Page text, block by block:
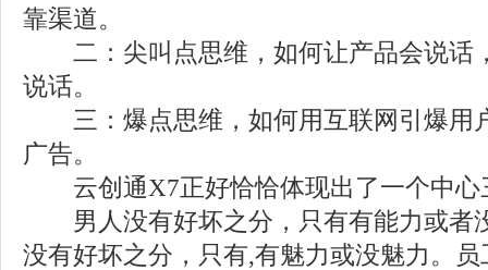
靠渠道。
二：尖叫点思维，如何让产品会说话
说话。
三：爆点思维，如何用互联网引爆用
广告。
云创通X7正好恰恰体现出了一个中心
男人没有好坏之分，只有有能力或者
没有好坏之分，只有,有魅力或没魅力。